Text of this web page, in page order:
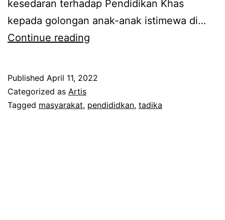
kesedaran terhadap Pendidikan Khas
kepada golongan anak-anak istimewa di…
Continue reading
s
Published April 11, 2022
Categorized as Artis
Tagged masyarakat, pendididkan, tadika